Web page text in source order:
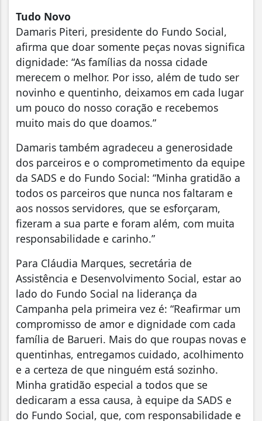
Tudo Novo
Damaris Piteri, presidente do Fundo Social,
afirma que doar somente peças novas significa
dignidade: “As famílias da nossa cidade
merecem o melhor. Por isso, além de tudo ser
novinho e quentinho, deixamos em cada lugar
um pouco do nosso coração e recebemos
muito mais do que doamos.”
Damaris também agradeceu a generosidade
dos parceiros e o comprometimento da equipe
da SADS e do Fundo Social: “Minha gratidão a
todos os parceiros que nunca nos faltaram e
aos nossos servidores, que se esforçaram,
fizeram a sua parte e foram além, com muita
responsabilidade e carinho.”
Para Cláudia Marques, secretária de
Assistência e Desenvolvimento Social, estar ao
lado do Fundo Social na liderança da
Campanha pela primeira vez é: “Reafirmar um
compromisso de amor e dignidade com cada
família de Barueri. Mais do que roupas novas e
quentinhas, entregamos cuidado, acolhimento
e a certeza de que ninguém está sozinho.
Minha gratidão especial a todos que se
dedicaram a essa causa, à equipe da SADS e
do Fundo Social, que, com responsabilidade e